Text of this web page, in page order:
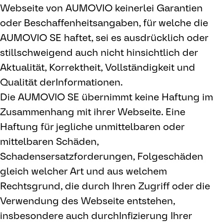
Webseite von AUMOVIO keinerlei Garantien
oder Beschaffenheitsangaben, für welche die
AUMOVIO SE haftet, sei es ausdrücklich oder
stillschweigend auch nicht hinsichtlich der
Aktualität, Korrektheit, Vollständigkeit und
Qualität derInformationen.
Die AUMOVIO SE übernimmt keine Haftung im
Zusammenhang mit ihrer Webseite. Eine
Haftung für jegliche unmittelbaren oder
mittelbaren Schäden,
Schadensersatzforderungen, Folgeschäden
gleich welcher Art und aus welchem
Rechtsgrund, die durch Ihren Zugriff oder die
Verwendung des Webseite entstehen,
insbesondere auch durchInfizierung Ihrer